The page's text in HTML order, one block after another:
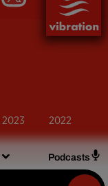
Podcasts
2023 2022